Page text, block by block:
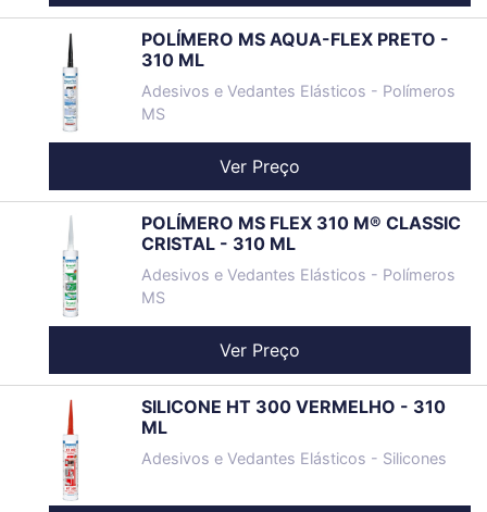
POLÍMERO MS AQUA-FLEX PRETO -
310 ML
Adesivos e Vedantes Elásticos - Polímeros
MS
Ver Preço
POLÍMERO MS FLEX 310 M® CLASSIC
CRISTAL - 310 ML
Adesivos e Vedantes Elásticos - Polímeros
MS
Ver Preço
SILICONE HT 300 VERMELHO - 310
ML
Adesivos e Vedantes Elásticos - Silicones